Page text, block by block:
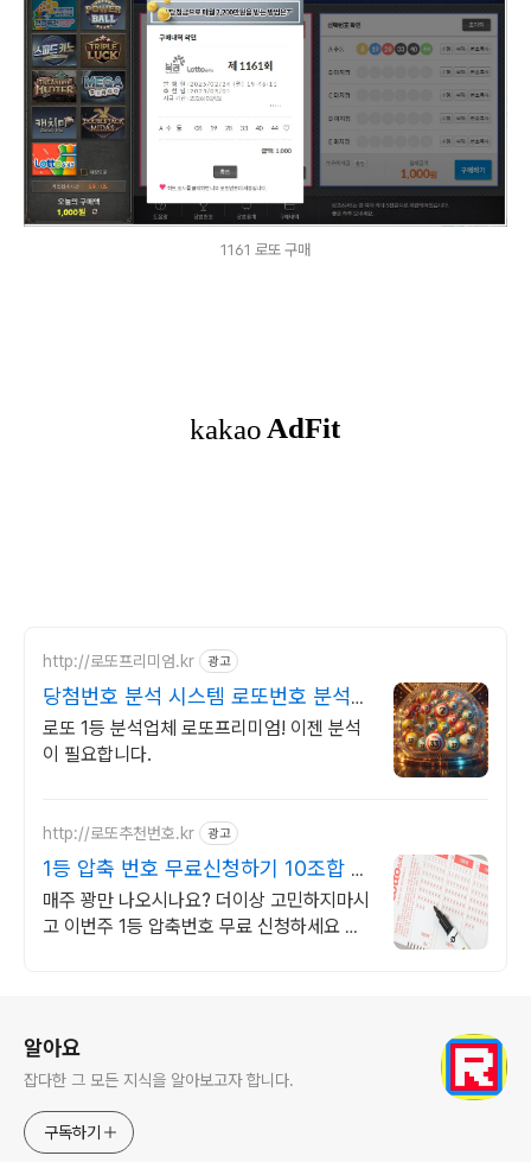
1161 로또 구매
http://로또프리미엄.kr 광고
당첨번호 분석 시스템 로또번호 분석업
체
로또 1등 분석업체 로또프리미엄! 이젠 분석
이 필요합니다.
http://로또추천번호.kr 광고
1등 압축 번호 무료신청하기 10조합 압
축번호무료신청하기
매주 꽝만 나오시나요? 더이상 고민하지마시
고 이번주 1등 압축번호 무료 신청하세요 지
알아요
잡다한 그 모든 지식을 알아보고자 합니다.
구독하기